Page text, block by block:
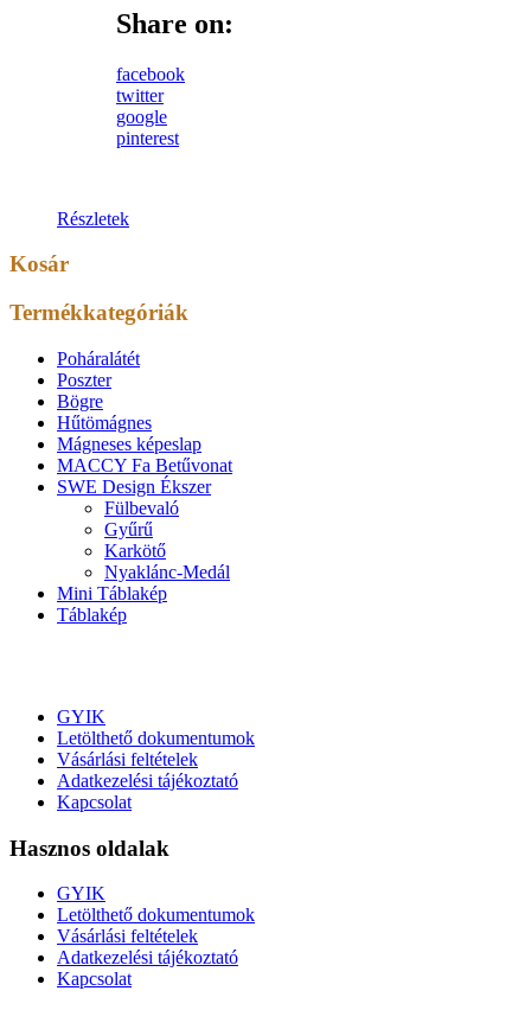
Share on:
facebook
twitter
google
pinterest
Részletek
Kosár
Termékkategóriák
Poháralátét
Poszter
Bögre
Hűtömágnes
Mágneses képeslap
MACCY Fa Betűvonat
SWE Design Ékszer
Fülbevaló
Gyűrű
Karkötő
Nyaklánc-Medál
Mini Táblakép
Táblakép
GYIK
Letölthető dokumentumok
Vásárlási feltételek
Adatkezelési tájékoztató
Kapcsolat
Hasznos oldalak
GYIK
Letölthető dokumentumok
Vásárlási feltételek
Adatkezelési tájékoztató
Kapcsolat